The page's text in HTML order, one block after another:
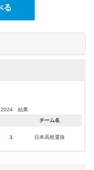
結果
チーム名
ヴァンフォーレ甲府
結果
浦和レッズ
る
2024 結果
チーム名
1 日本高校選抜